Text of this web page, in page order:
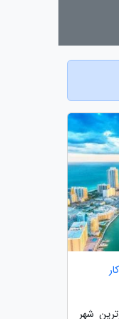
شهر